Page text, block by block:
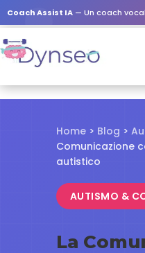
Coach Assist IA — Un coach vocale
Home> Blog >
Comunicazione
autistico
AUTISMO &
La